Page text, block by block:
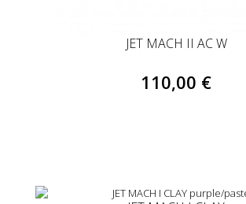
JET MACH II AC W
110,00 €